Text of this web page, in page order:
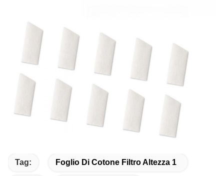
Tag: Foglio Di Cotone Filtro Altezza 1